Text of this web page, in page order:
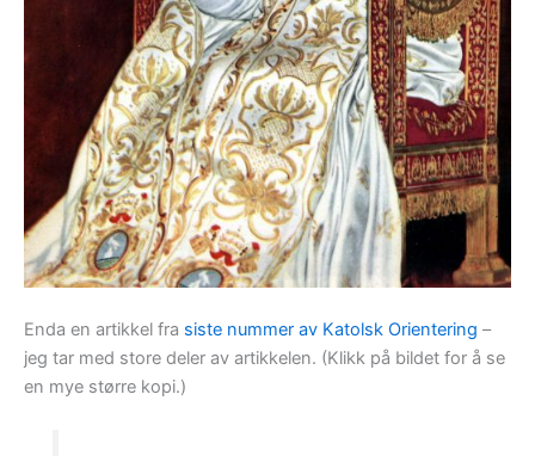
Enda en artikkel fra siste nummer av Katolsk Orientering –
jeg tar med store deler av artikkelen. (Klikk på bildet for å se
en mye større kopi.)